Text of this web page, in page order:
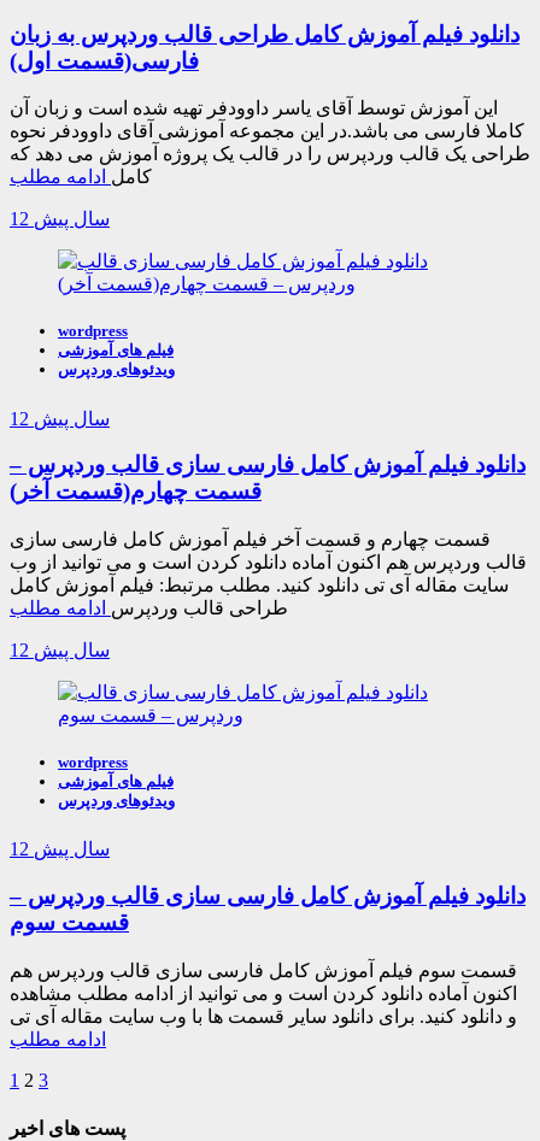
دانلود فیلم آموزش کامل طراحی قالب وردپرس به زبان
فارسی(قسمت اول)
این آموزش توسط آقای یاسر داوودفر تهیه شده است و زبان آن
کاملا فارسی می باشد.در این مجموعه آموزشی آقای داوودفر نحوه
طراحی یک قالب وردپرس را در قالب یک پروژه آموزش می دهد که
کامل ادامه مطلب
12 سال پیش
wordpress
فیلم های آموزشی
ویدئوهای وردپرس
12 سال پیش
دانلود فیلم آموزش کامل فارسی سازی قالب وردپرس –
قسمت چهارم(قسمت آخر)
قسمت چهارم و قسمت آخر فیلم آموزش کامل فارسی سازی
قالب وردپرس هم اکنون آماده دانلود کردن است و می توانید از وب
سایت مقاله آی تی دانلود کنید. مطلب مرتبط: فیلم آموزش کامل
طراحی قالب وردپرس ادامه مطلب
12 سال پیش
wordpress
فیلم های آموزشی
ویدئوهای وردپرس
12 سال پیش
دانلود فیلم آموزش کامل فارسی سازی قالب وردپرس –
قسمت سوم
قسمت سوم فیلم آموزش کامل فارسی سازی قالب وردپرس هم
اکنون آماده دانلود کردن است و می توانید از ادامه مطلب مشاهده
و دانلود کنید. برای دانلود سایر قسمت ها با وب سایت مقاله آی تی
ادامه مطلب
1 2 3
پست های اخیر